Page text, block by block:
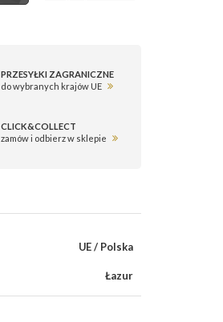
PRZESYŁKI ZAGRANICZNE
do wybranych krajów UE
CLICK&COLLECT
zamów i odbierz w sklepie
UE / Polska
Łazur